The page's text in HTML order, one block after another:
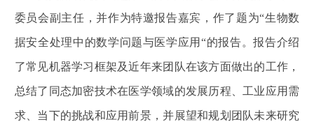
委员会副主任，并作为特邀报告嘉宾，作了题为“生物数
据安全处理中的数学问题与医学应用“的报告。报告介绍
了常见机器学习框架及近年来团队在该方面做出的工作，
总结了同态加密技术在医学领域的发展历程、工业应用需
求、当下的挑战和应用前景，并展望和规划团队未来研究